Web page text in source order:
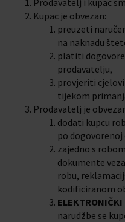
Prodavatelj i kupac
Kupac je obvezan:
preuzeti
na naknadu
platiti
prodavatelju,
provjeriti
tijekom
Prodavatelj je
dodati kupcu
po dogovorenoj
zajedno s
dokumente
robu,
kodificiranom
ELEKTRONIČKI
narudžbe se